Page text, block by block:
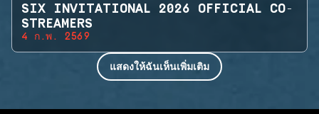
SIX INVITATIONAL 2026 OFFICIAL CO-
STREAMERS
4 ก.พ. 2569
แสดงให้ฉันเห็นเพิ่มเติม